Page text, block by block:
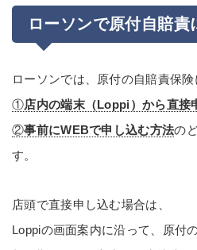
ローソンで原付自賠責
ローソンでは、原付の自賠責保険
①店内の端末（Loppi）から直接
②事前にWEBで申し込む方法の
す。
店頭で直接申し込む場合は、
Loppiの画面案内に沿って、原付